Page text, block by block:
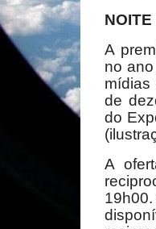
A
no
mídias
de
do
A